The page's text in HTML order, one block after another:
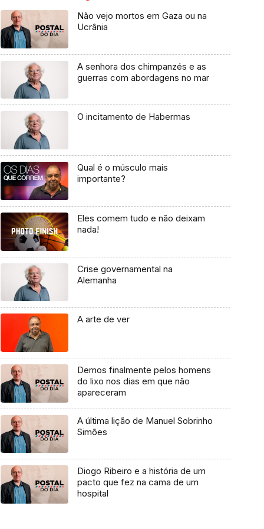
Não vejo mortos em Gaza ou na
Ucrânia
A senhora dos chimpanzés e as
guerras com abordagens no mar
O incitamento de Habermas
Qual é o músculo mais
importante?
Eles comem tudo e não deixam
nada!
Crise governamental na
Alemanha
A arte de ver
Demos finalmente pelos homens
do lixo nos dias em que não
apareceram
A última lição de Manuel Sobrinho
Simões
Diogo Ribeiro e a história de um
pacto que fez na cama de um
hospital